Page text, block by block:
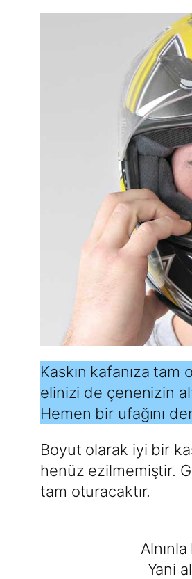
Kaskın kafanıza
elinizi de çenenizin
Hemen bir ufağını
Boyut olarak iyi bir
henüz ezilmemiştir.
tam oturacaktır.
Yani